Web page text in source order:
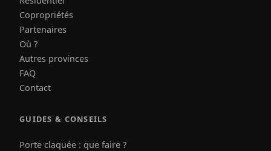
Copropriétés
Partenaires
Où ?
Autres provinces
FAQ
Contact
GUIDES & CONSEILS
Porte claquée : que faire ?